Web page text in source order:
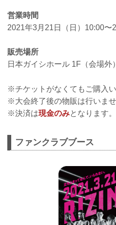
営業時間
2021年3月21日（日）10:00〜
販売場所
日本ガイシホール 1F（会場外）
※チケットがなくてもご購入い
※大会終了後の物販は行いませ
※決済は現金のみとなります。
ファンクラブブース